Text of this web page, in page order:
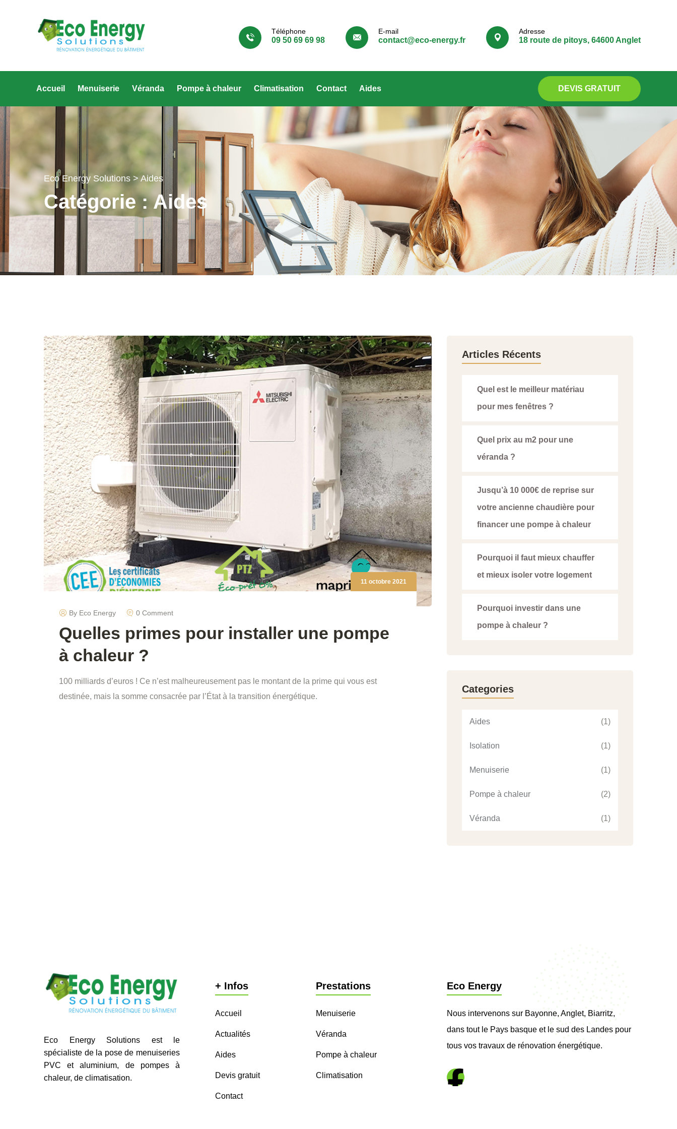
Téléphone
09 50 69 69 98
E-mail
contact@eco-energy.fr
Adresse
18 route de pitoys, 64600 Anglet
Accueil Menuiserie Véranda Pompe à chaleur Climatisation Contact Aides DEVIS GRATUIT
Eco Energy Solutions > Aides
Catégorie :Aides
11 octobre 2021
By Eco Energy 0 Comment
Quelles primes pour installer une pompe
à chaleur ?
100 milliards d’euros ! Ce n’est malheureusement pas le montant de la prime qui vous est
destinée, mais la somme consacrée par l’État à la transition énergétique.
Articles Récents
Quel est le meilleur matériau
pour mes fenêtres ?
Quel prix au m2 pour une
véranda ?
Jusqu’à 10 000€ de reprise sur
votre ancienne chaudière pour
financer une pompe à chaleur
Pourquoi il faut mieux chauffer
et mieux isoler votre logement
Pourquoi investir dans une
pompe à chaleur ?
Categories
Aides (1)
Isolation (1)
Menuiserie (1)
Pompe à chaleur (2)
Véranda (1)
Eco Energy Solutions est le
spécialiste de la pose de menuiseries
PVC et aluminium, de pompes à
chaleur, de climatisation.
+ Infos
Accueil
Actualités
Aides
Devis gratuit
Contact
Prestations
Menuiserie
Véranda
Pompe à chaleur
Climatisation
Eco Energy
Nous intervenons sur Bayonne, Anglet, Biarritz,
dans tout le Pays basque et le sud des Landes pour
tous vos travaux de rénovation énergétique.